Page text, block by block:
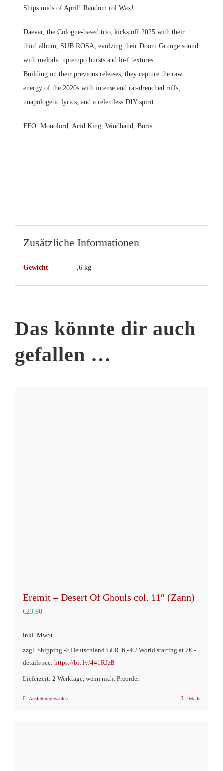
Ships mids of April! Random col Wax!
Daevar, the Cologne-based trio, kicks off 2025 with their
third album, SUB ROSA, evolving their Doom Grunge sound
with melodic uptempo bursts and lo-f textures.
Building on their previous releases, they capture the raw
energy of the 2020s with intense and rat-drenched riffs,
unapologetic lyrics, and a relentless DIY spirit.
FFO: Monolord, Acid King, Windhand, Boris
Zusätzliche Informationen
Gewicht ,6 kg
Das könnte dir auch
gefallen …
Eremit – Desert Of Ghouls col. 11″ (Zann)
€23,90
inkl. MwSt.
zzgl. Shipping -> Deutschland i.d.R. 6,- € / World starting at 7€ -
details see: https://bit.ly/441RJzB
Lieferzeit: 2 Werktage, wenn nicht Preorder
Ausführung wählenDieses
Details